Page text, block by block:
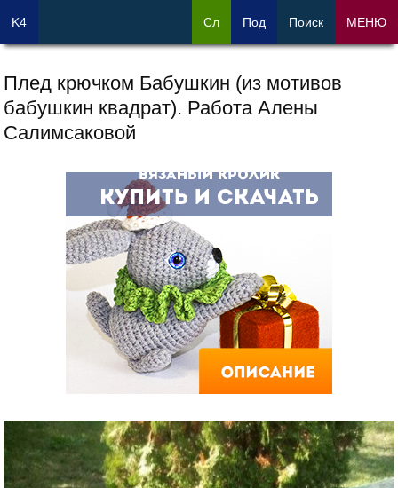
Плед крючком Бабушкин (из мотивов
бабушкин квадрат). Работа Алены
Салимсаковой
K4 Сл Под Поиск МЕНЮ